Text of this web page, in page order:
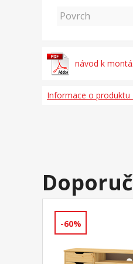
Povrch
návod k
Informace o produktu
-60%